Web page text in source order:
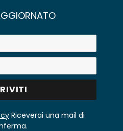
Riceverai una mail di